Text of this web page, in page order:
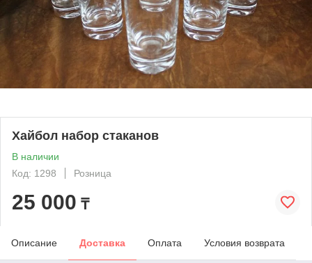
Хайбол набор стаканов
В наличии
Код: 1298
Розница
25 000 ₸
Описание Доставка Оплата Условия возврата